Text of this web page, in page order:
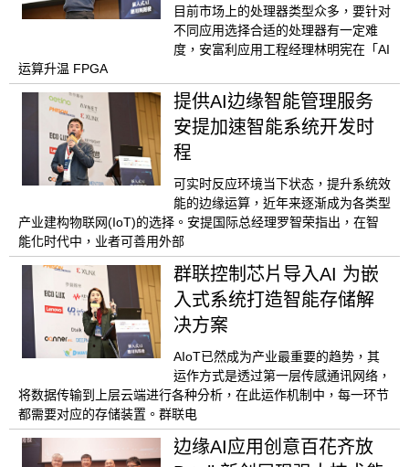
目前市场上的处理器类型众多，要针对
不同应用选择合适的处理器有一定难
度，安富利应用工程经理林明宪在「AI
运算升温 FPGA
提供AI边缘智能管理服务
安提加速智能系统开发时
程
可实时反应环境当下状态，提升系统效
能的边缘运算，近年来逐渐成为各类型
产业建构物联网(IoT)的选择。安提国际总经理罗智荣指出，在智
能化时代中，业者可善用外部
群联控制芯片导入AI 为嵌
入式系统打造智能存储解
决方案
AIoT已然成为产业最重要的趋势，其
运作方式是透过第一层传感通讯网络，
将数据传输到上层云端进行各种分析，在此运作机制中，每一环节
都需要对应的存储装置。群联电
边缘AI应用创意百花齐放